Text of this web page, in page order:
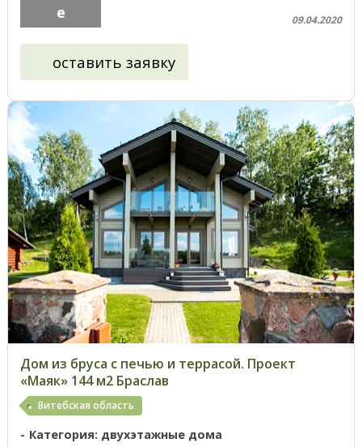
е
09.04.2020
оставить заявку
Дом из бруса с печью и террасой. Проект
«Маяк» 144 м2 Браслав
Витебская область
Категория: двухэтажные дома